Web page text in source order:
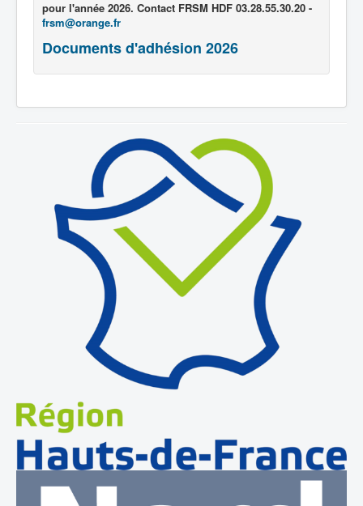
pour l'année 2026. Contact FRSM HDF 03.28.55.30.20 -
frsm@orange.fr
Documents d'adhésion 2026